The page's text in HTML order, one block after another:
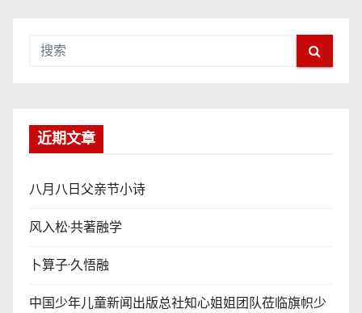
近期文章
八月八日父亲节小诗
风入松·共著融学
卜算子·久悟融
中国少年儿童新闻出版总社知心姐姐团队莅临旗帜少